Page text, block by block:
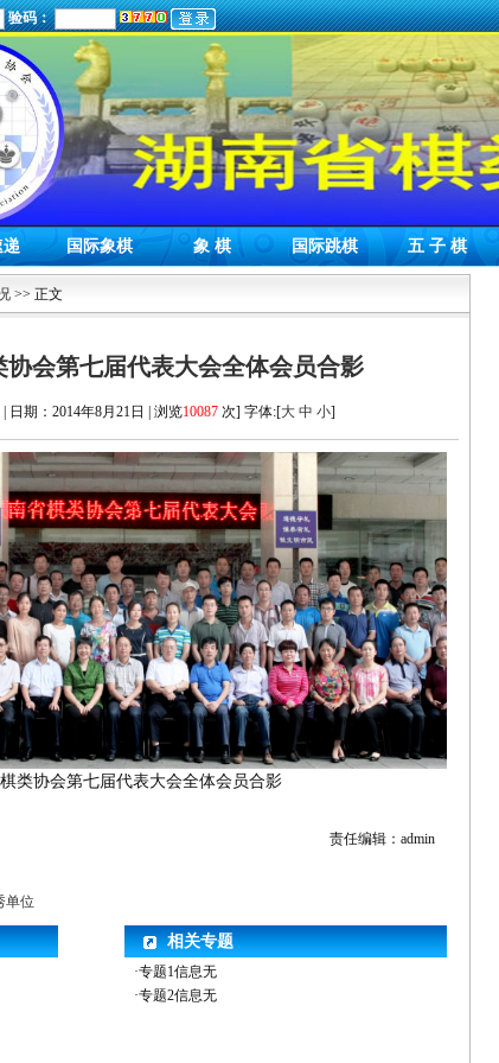
验码：
国际象棋 象 棋 国际跳棋 五 子 棋
>> 正文
协会第七届代表大会全体会员合影
日期：2014年8月21日 | 浏览10087 次] 字体:[大 中 小]
类协会第七届代表大会全体会员合影
责任编辑：admin
单位
相关专题
·专题1信息无
·专题2信息无